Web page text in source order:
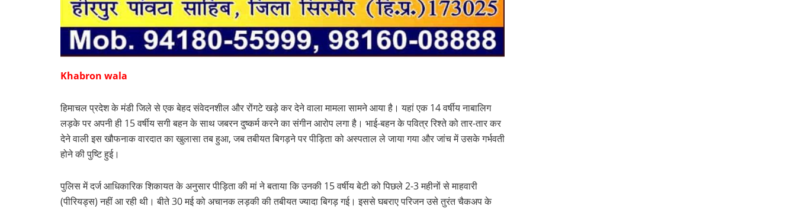
Khabron wala
हिमाचल प्रदेश के मंडी जिले से एक बेहद संवेदनशील और रोंगटे खड़े कर देने वाला मामला सामने आया है। यहां एक 14 वर्षीय नाबालिग
लड़के पर अपनी ही 15 वर्षीय सगी बहन के साथ जबरन दुष्कर्म करने का संगीन आरोप लगा है। भाई-बहन के पवित्र रिश्ते को तार-तार कर
देने वाली इस खौफनाक वारदात का खुलासा तब हुआ, जब तबीयत बिगड़ने पर पीड़िता को अस्पताल ले जाया गया और जांच में उसके गर्भवती
होने की पुष्टि हुई।
पुलिस में दर्ज आधिकारिक शिकायत के अनुसार पीड़िता की मां ने बताया कि उनकी 15 वर्षीय बेटी को पिछले 2-3 महीनों से माहवारी
(पीरियड्स) नहीं आ रही थी। बीते 30 मई को अचानक लड़की की तबीयत ज्यादा बिगड़ गई। इससे घबराए परिजन उसे तुरंत चैकअप के